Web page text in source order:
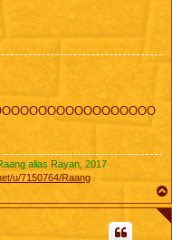
alias Rayan, 2017
u/7150764/Raang